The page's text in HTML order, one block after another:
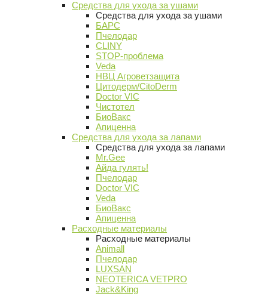
Средства для ухода за ушами
Средства для ухода за ушами
БАРС
Пчелодар
CLINY
STOP-проблема
Veda
НВЦ Агроветзащита
Цитодерм/CitoDerm
Doctor VIC
Чистотел
БиоВакс
Апиценна
Средства для ухода за лапами
Средства для ухода за лапами
Mr.Gee
Айда гулять!
Пчелодар
Doctor VIC
Veda
БиоВакс
Апиценна
Расходные материалы
Расходные материалы
Animall
Пчелодар
LUXSAN
NEOTERICA VETPRO
Jack&King